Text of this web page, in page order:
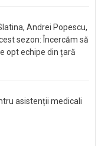
Andrei Popescu,
sezon: Încercăm să
opt echipe din țară
asistenții medicali